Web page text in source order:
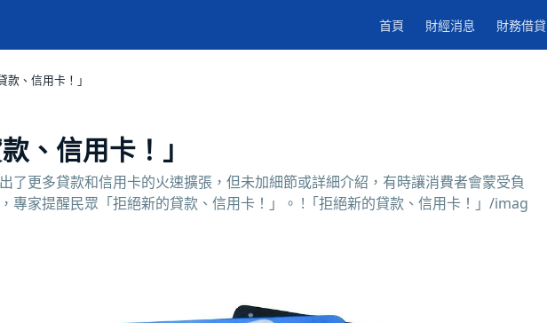
首頁 財經消息 財務借貸
款、信用卡！」
、信用卡！」
了更多貸款和信用卡的火速擴張，但未加細節或詳細介紹，有時讓消費者會蒙受負
專家提醒民眾「拒絕新的貸款、信用卡！」。 !「拒絕新的貸款、信用卡！」/imag